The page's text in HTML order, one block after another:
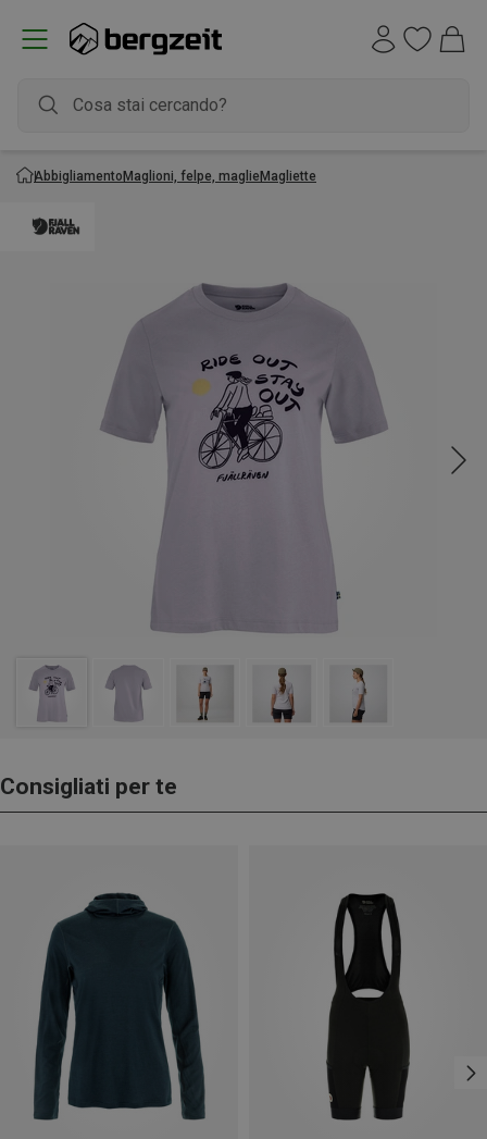
AbbigliamentoMaglioni, felpe, maglieMagliette
Consigliati per te